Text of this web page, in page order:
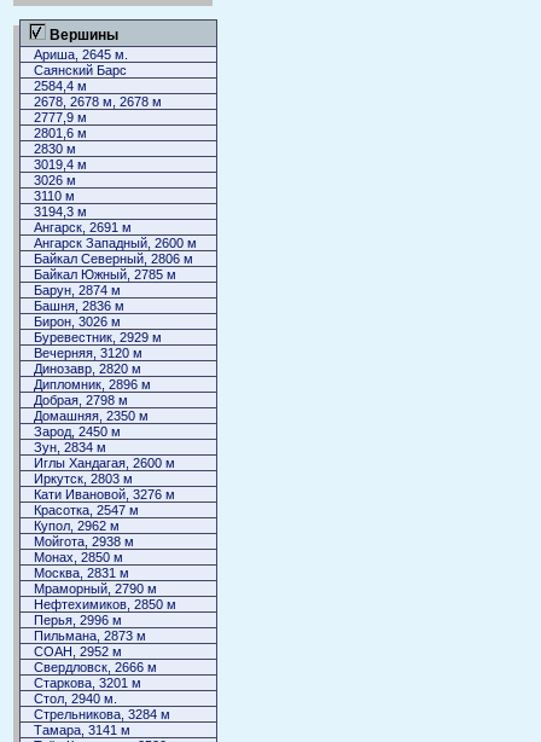
Вершины
Ариша, 2645 м.
Саянский Барс
2584,4 м
2678, 2678 м, 2678 м
2777,9 м
2801,6 м
2830 м
3019,4 м
3026 м
3110 м
3194,3 м
Ангарск, 2691 м
Ангарск Западный, 2600 м
Байкал Северный, 2806 м
Байкал Южный, 2785 м
Барун, 2874 м
Башня, 2836 м
Бирон, 3026 м
Буревестник, 2929 м
Вечерняя, 3120 м
Динозавр, 2820 м
Дипломник, 2896 м
Добрая, 2798 м
Домашняя, 2350 м
Зарод, 2450 м
Зун, 2834 м
Иглы Хандагая, 2600 м
Иркутск, 2803 м
Кати Ивановой, 3276 м
Красотка, 2547 м
Купол, 2962 м
Мойгота, 2938 м
Монах, 2850 м
Москва, 2831 м
Мраморный, 2790 м
Нефтехимиков, 2850 м
Перья, 2996 м
Пильмана, 2873 м
СОАН, 2952 м
Свердловск, 2666 м
Старкова, 3201 м
Стол, 2940 м.
Стрельникова, 3284 м
Тамара, 3141 м